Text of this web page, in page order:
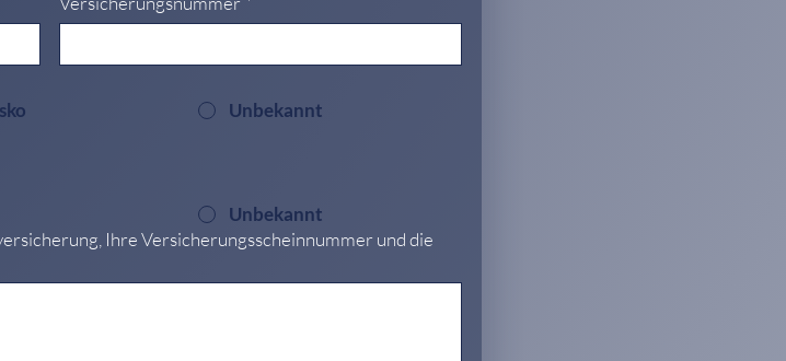
Unbekannt
Unbekannt
Ihre Versicherungsscheinnummer und die